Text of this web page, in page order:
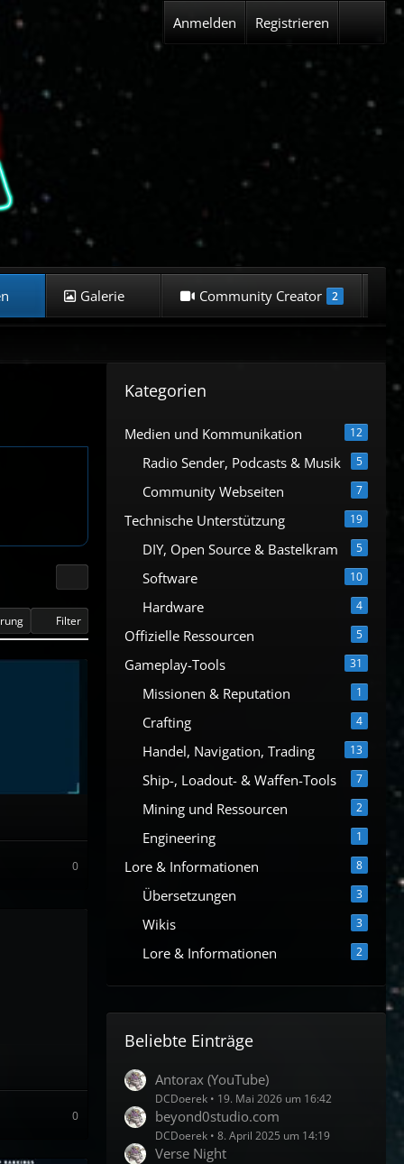
Galerie Community Creator 2
Anmelden Registrieren
Filter
0
0
Kategorien
Medien und Kommunikation 12
Radio Sender, Podcasts & Musik 5
Community Webseiten 7
Technische Unterstützung 19
DIY, Open Source & Bastelkram 5
Software 10
Hardware 4
Offizielle Ressourcen 5
Gameplay-Tools 31
Missionen & Reputation 1
Crafting 4
Handel, Navigation, Trading 13
Ship-, Loadout- & Waffen-Tools 7
Mining und Ressourcen 2
Engineering 1
Lore & Informationen 8
Übersetzungen 3
Wikis 3
Lore & Informationen 2
Beliebte Einträge
Antorax (YouTube)
DCDoerek 19. Mai 2026 um 16:42
beyond0studio.com
DCDoerek 8. April 2025 um 14:19
Verse Night